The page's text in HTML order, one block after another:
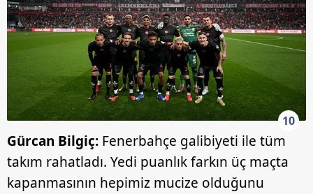
10
Gürcan Bilgiç: Fenerbahçe galibiyeti ile tüm
takım rahatladı. Yedi puanlık farkın üç maçta
kapanmasının hepimiz mucize olduğunu